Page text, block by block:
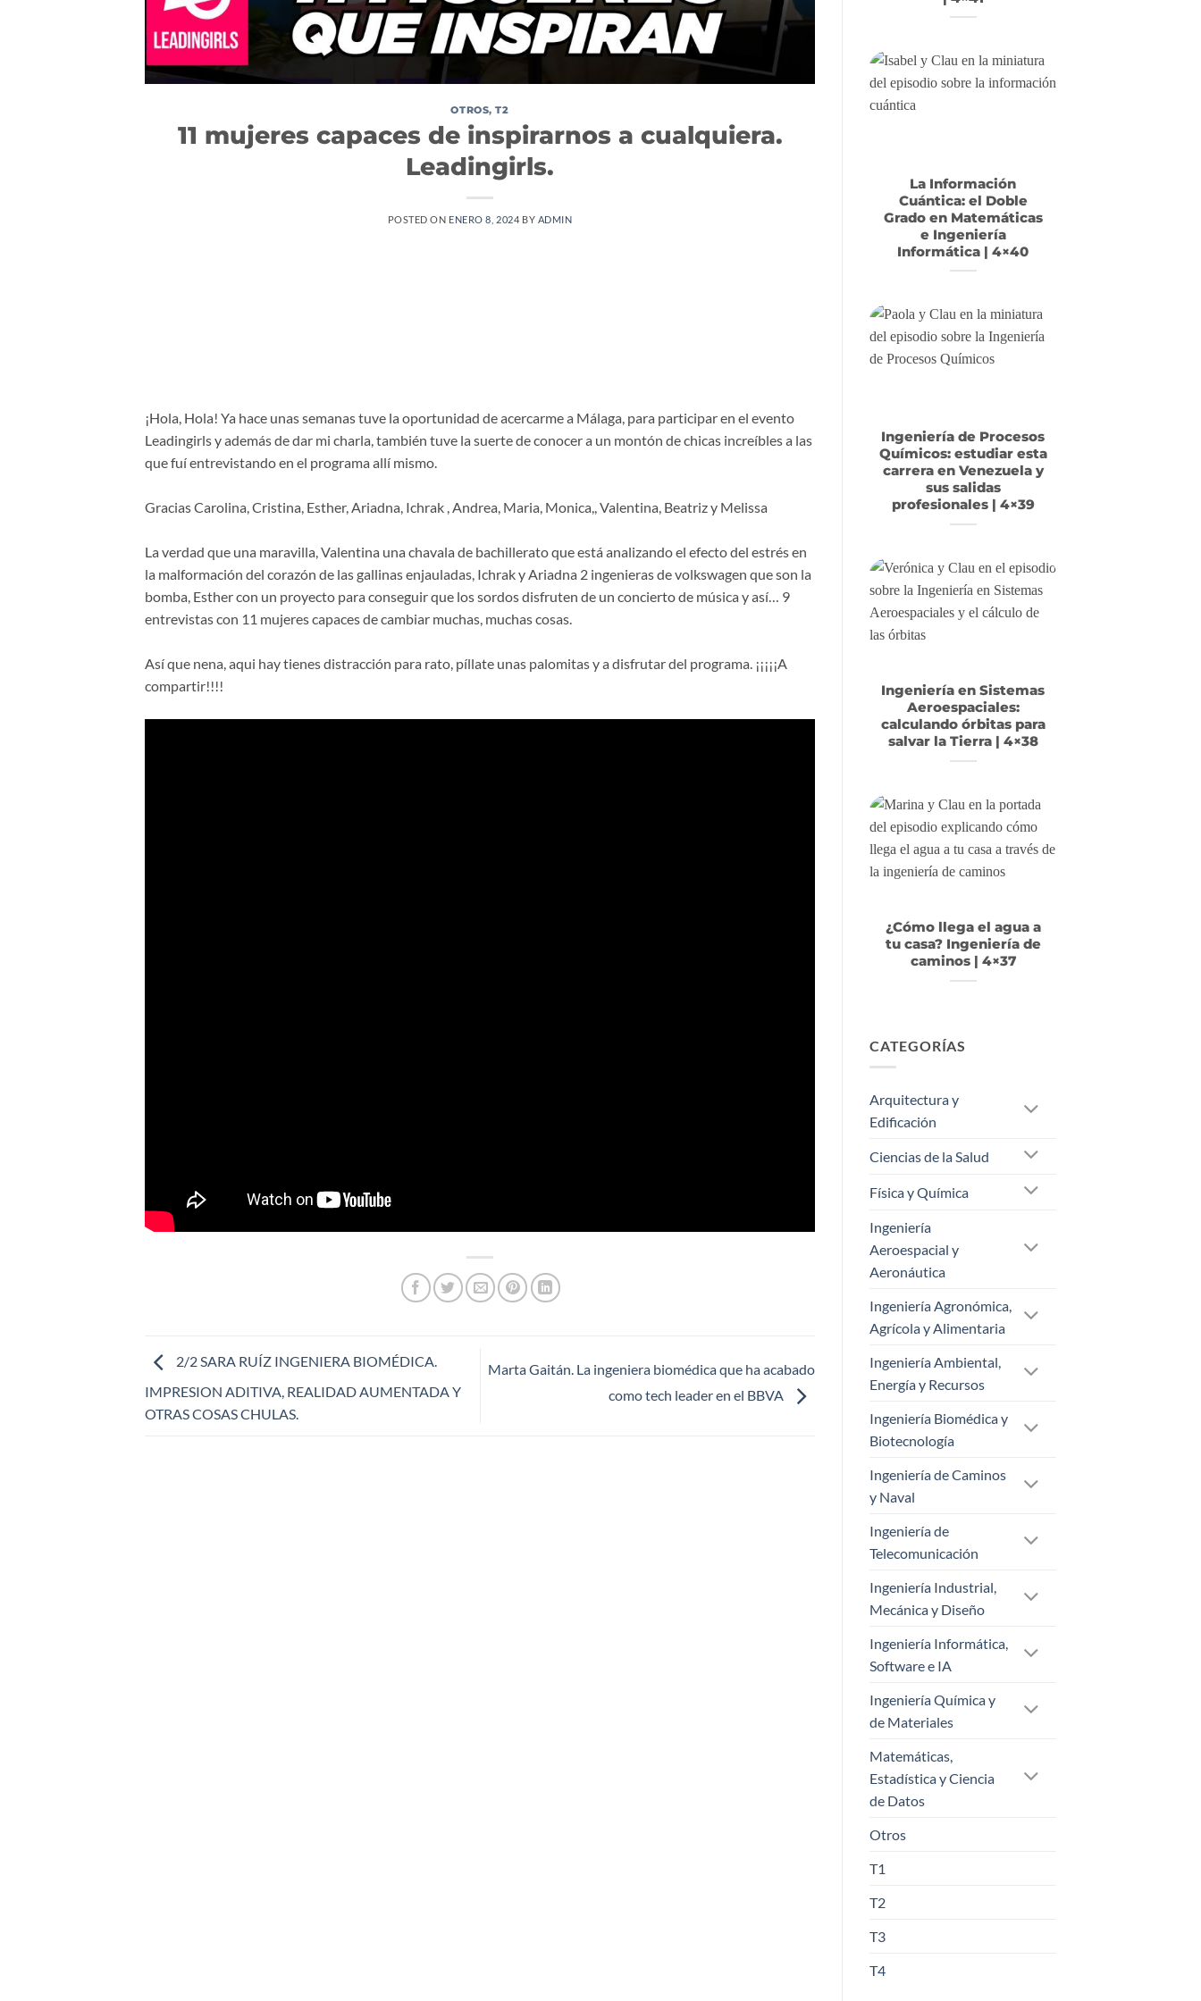
OTROS,T2
11 mujeres capaces de inspirarnos a cualquiera.
Leadingirls.
POSTED ON ENERO 8, 2024 BY ADMIN
¡Hola, Hola! Ya hace unas semanas tuve la oportunidad de acercarme a Málaga, para participar en el evento
Leadingirls y además de dar mi charla, también tuve la suerte de conocer a un montón de chicas increíbles a las
que fuí entrevistando en el programa allí mismo.
Gracias Carolina, Cristina, Esther, Ariadna, Ichrak , Andrea, Maria, Monica,, Valentina, Beatriz y Melissa
La verdad que una maravilla, Valentina una chavala de bachillerato que está analizando el efecto del estrés en
la malformación del corazón de las gallinas enjauladas, Ichrak y Ariadna 2 ingenieras de volkswagen que son la
bomba, Esther con un proyecto para conseguir que los sordos disfruten de un concierto de música y así… 9
entrevistas con 11 mujeres capaces de cambiar muchas, muchas cosas.
Así que nena, aqui hay tienes distracción para rato, píllate unas palomitas y a disfrutar del programa. ¡¡¡¡¡A
compartir!!!!
2/2 SARA RUÍZ INGENIERA BIOMÉDICA.
IMPRESION ADITIVA, REALIDAD AUMENTADA Y
OTRAS COSAS CHULAS.
Marta Gaitán. La ingeniera biomédica que ha acabado
como tech leader en el BBVA
La Información
Cuántica: el Doble
Grado en Matemáticas
e Ingeniería
Informática | 4×40
Ingeniería de Procesos
Químicos: estudiar esta
carrera en Venezuela y
sus salidas
profesionales | 4×39
Ingeniería en Sistemas
Aeroespaciales:
calculando órbitas para
salvar la Tierra | 4×38
¿Cómo llega el agua a
tu casa? Ingeniería de
caminos | 4×37
CATEGORÍAS
Arquitectura y
Edificación
Ciencias de la Salud
Física y Química
Ingeniería
Aeroespacial y
Aeronáutica
Ingeniería Agronómica,
Agrícola y Alimentaria
Ingeniería Ambiental,
Energía y Recursos
Ingeniería Biomédica y
Biotecnología
Ingeniería de Caminos
y Naval
Ingeniería de
Telecomunicación
Ingeniería Industrial,
Mecánica y Diseño
Ingeniería Informática,
Software e IA
Ingeniería Química y
de Materiales
Matemáticas,
Estadística y Ciencia
de Datos
Otros
T1
T2
T3
T4